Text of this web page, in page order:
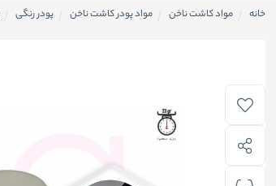
خانه مواد کاشت ناخن مواد پودر کاشت ناخن پودر رنگی